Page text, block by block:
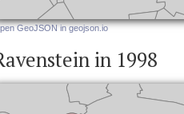
GeoJSON in geojson.io
in 1998